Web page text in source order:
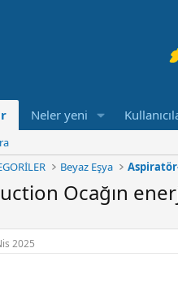
Neler yeni
Beyaz Eşya
Ocağın
2025